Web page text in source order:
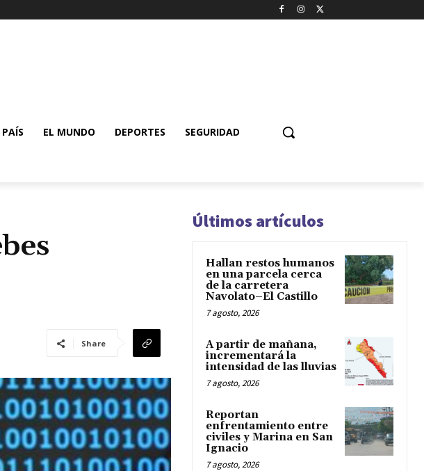
PAÍS EL MUNDO DEPORTES SEGURIDAD
Share
Últimos artículos
Hallan restos humanos
en una parcela cerca
de la carretera
Navolato–El Castillo
7 agosto, 2026
A partir de mañana,
incrementará la
intensidad de las lluvias
7 agosto, 2026
Reportan
enfrentamiento entre
civiles y Marina en San
Ignacio
7 agosto, 2026